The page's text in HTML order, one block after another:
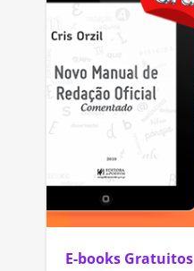
E-books Gratuitos